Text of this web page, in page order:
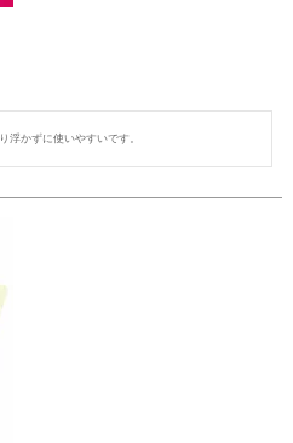
浮かずに使いやすいです。